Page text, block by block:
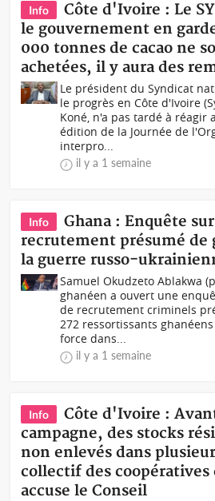
Info
Côte d'Ivoire : Le
le gouvernement en
000 tonnes de cacao ne
achetées, il y aura des
Le président du Syndicat
le progrès en Côte d'Ivoire
Koné, n'a pas tardé à réagir
édition de la Journée de
interpro...
il y a 1 semaine
Info
Ghana : Enquête
recrutement présumé de
la guerre russo-
Samuel Okudzeto Ablakwa
ghanéen a ouvert une
de recrutement criminels
272 ressortissants
force dans...
il y a 1 semaine
Info
Côte d'Ivoire :
campagne, des stocks
non enlevés dans
collectif des coopératives
accuse le Conseil